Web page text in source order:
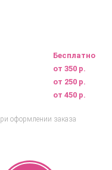
Бесплатно
от 350 р.
от 250 р.
от 450 р.
оформлении заказа